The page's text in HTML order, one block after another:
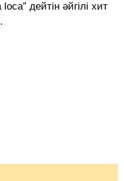
дейтін әйгілі хит